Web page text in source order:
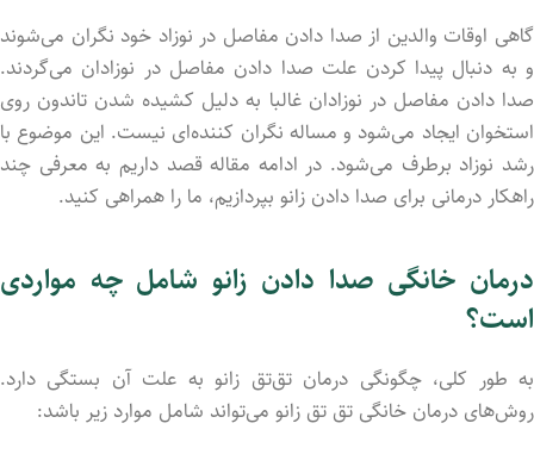
گاهی اوقات والدین از صدا داد‌ن مفاصل در نوزاد خود نگران می‌شوند
و به دنبال پیدا کرد‌ن علت صدا داد‌ن مفاصل در نوزادان می‌گردند.
صدا داد‌ن مفاصل در نوزادان غالبا به دلیل کشید‌ه شد‌ن تاندون روی
استخوان ایجاد می‌شود و مساله نگران کنند‌ه‌ای نیست. این موضوع با
رشد نوزاد برطرف می‌شود. در ادامه مقاله قصد داریم به معرفی چند
راهکار درمانی برای صدا داد‌ن زانو بپردازیم، ما را همراهی کنید.
درمان خانگی صدا داد‌ن زانو شامل چه مواردی
است؟
به طور کلی، چگونگی درمان تق‌تق زانو به علت آن بستگی دارد.
روش‌های درمان خانگی تق تق زانو می‌تواند شامل موارد زیر باشد: